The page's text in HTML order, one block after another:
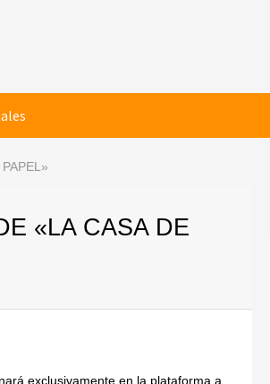
«LA CASA DE
exclusivamente en la plataforma a